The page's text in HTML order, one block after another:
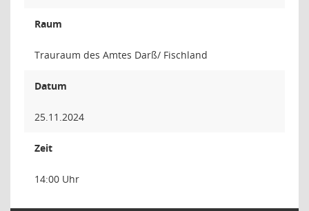
Raum
Trauraum des Amtes Darß/ Fischland
Datum
25.11.2024
Zeit
14:00 Uhr